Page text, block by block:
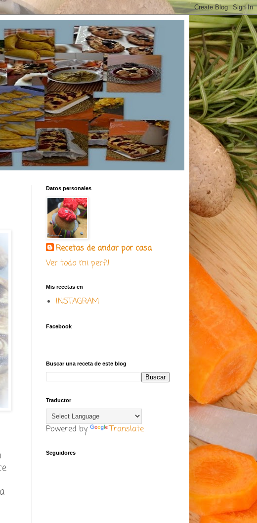
Datos personales
Recetas de andar por casa
Ver todo mi perfil
Mis recetas en
INSTAGRAM
Facebook
Buscar una receta de este blog
Traductor
Powered by Translate
Seguidores